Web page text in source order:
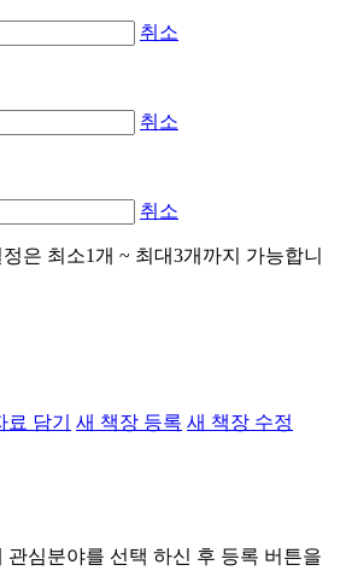
취소
취소
취소
은 최소1개 ~ 최대3개까지 가능합니
담기 새 책장 등록 새 책장 수정
관심분야를 선택 하신 후 등록 버튼을